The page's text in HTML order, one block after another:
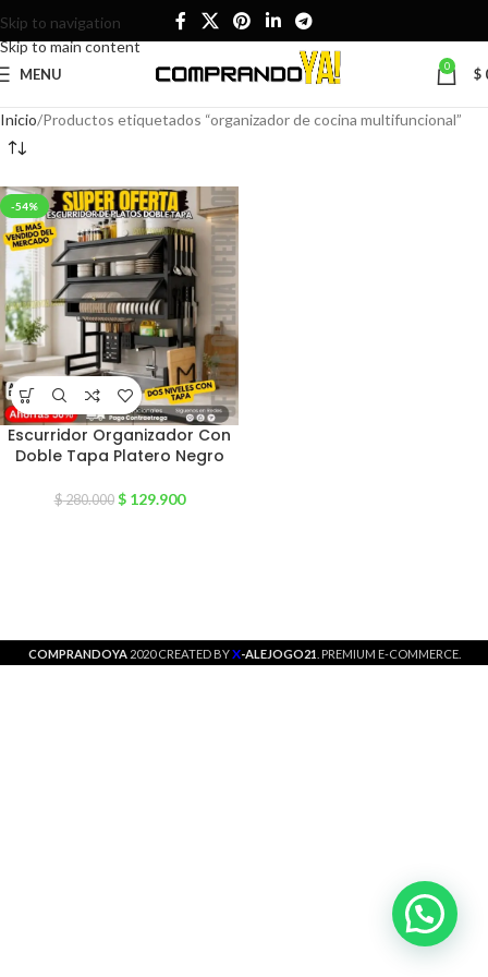
Skip to navigation
Skip to main content
MENU 0 $
Inicio Productos etiquetados “organizador de cocina multifuncional”
-54%
Escurridor Organizador Con
Doble Tapa Platero Negro
$280.000 $129.900
COMPRANDOYA 2020 CREATED BYX-ALEJOGO21 . PREMIUM E-COMMERCE.